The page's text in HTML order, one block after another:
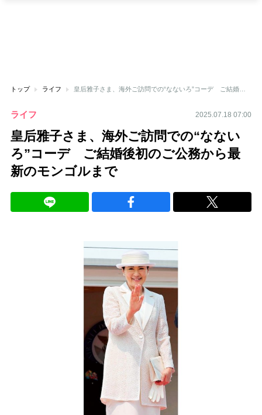
トップ ライフ 皇后雅子さま、海外ご訪問での“なないろ”コーデ ご結婚後初のご公務から最新のモンゴルまで
ライフ 2025.07.18 07:00
皇后雅子さま、海外ご訪問での“なない
ろ”コーデ ご結婚後初のご公務から最
新のモンゴルまで